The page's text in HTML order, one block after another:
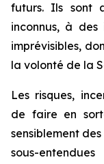
futurs. Ils sont
inconnus, à
imprévisibles,
la volonté de la
Les risques,
de faire en
sensiblement
sous-